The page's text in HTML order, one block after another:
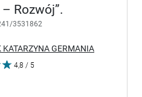
Rozwój”.
3531862
GERMANIA
4,8 / 5